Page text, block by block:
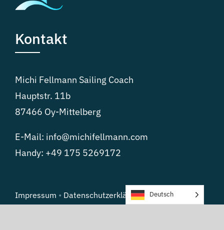
Kontakt
Michi Fellmann Sailing Coach
Hauptstr. 11b
87466 Oy-Mittelberg
E-Mail: info@michifellmann.com
Handy: +49 175 5269172
Impressum • Datenschutzerklärung Deutsch